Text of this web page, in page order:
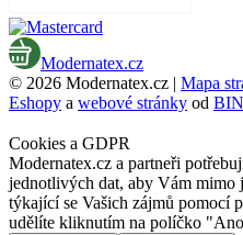
Modernatex.cz
© 2026 Modernatex.cz | Mapa
Eshopy a webové stránky od
Cookies a GDPR
Modernatex.cz a partneři
jednotlivých dat, aby Vám mimo
týkající se Vašich zájmů pomocí
udělíte kliknutím na políčko